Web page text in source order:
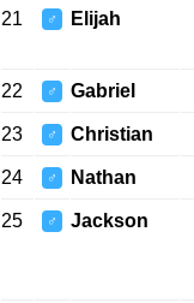
21 ♂ Elijah
22 ♂ Gabriel
23 ♂ Christian
24 ♂ Nathan
25 ♂ Jackson